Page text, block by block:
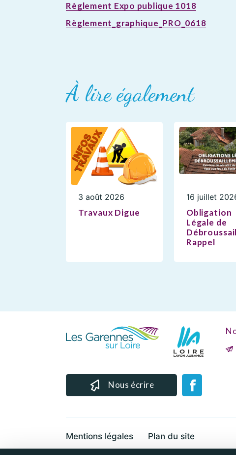
Règlement Expo publique 1018
Règlement_graphique_PRO_0618
À lire également
3 août 2026
Travaux Digue
16 juillet
Obligation
Légale de
Rappel
Nous écrire
Mentions légales
Plan du site